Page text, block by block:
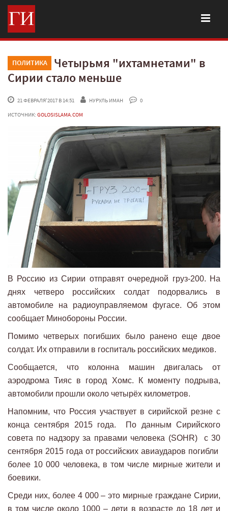
ПОЛИТИКА
Четырьмя "ихтамнетами" в
Сирии стало меньше
21 ФЕВРАЛЯ'2017 В 14:51 НУРУЛЬ ИМАН
0
ИСТОЧНИК: GOLOSISLAMA.COM
В Россию из Сирии отправят очередной груз-200. На
днях четверо российских солдат подорвались в
автомобиле на радиоуправляемом фугасе. Об этом
сообщает Минобороны России.
Помимо четверых погибших было ранено еще двое
солдат. Их отправили в госпиталь российских медиков.
Сообщается, что колонна машин двигалась от
аэродрома Тияс в город Хомс. К моменту подрыва,
автомобили прошли около четырёх километров.
Напомним, что Россия участвует в сирийской резне с
конца сентября 2015 года. По данным Сирийского
совета по надзору за правами человека (SOHR) с 30
сентября 2015 года от российских авиаударов погибли
более 10 000 человека, в том числе мирные жители и
боевики.
Среди них, более 4 000 – это мирные граждане Сирии,
в том числе около 1000 – дети в возрасте до 18 лет и